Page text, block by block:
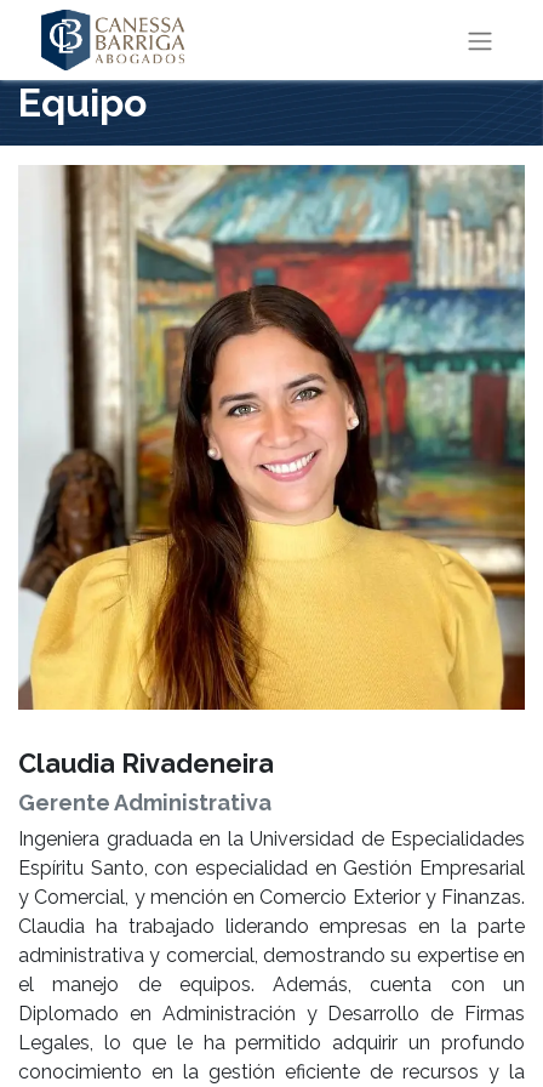
Equipo
Claudia Rivadeneira
Gerente Administrativa
Ingeniera graduada en la Universidad de Especialidades
Espíritu Santo, con especialidad en Gestión Empresarial
y Comercial, y mención en Comercio Exterior y Finanzas.
Claudia ha trabajado liderando empresas en la parte
administrativa y comercial, demostrando su expertise en
el manejo de equipos. Además, cuenta con un
Diplomado en Administración y Desarrollo de Firmas
Legales, lo que le ha permitido adquirir un profundo
conocimiento en la gestión eficiente de recursos y la